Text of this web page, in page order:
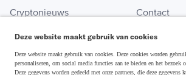
Cryptonieuws
Crypto koopgids
Investeren in crypto
Contact
Adverteren
Deze website maakt gebruik van cookies
Deze website maakt gebruik van cookies. Deze cookies worden
personaliseren, om social media functies aan te bieden en het bezoek
Deze gegevens worden gedeeld met onze partners, die deze gegevens